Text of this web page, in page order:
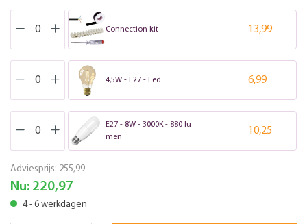
Connection kit 13,99
4,5W - E27 - Led 6,99
E27 - 8W - 3000K - 880 lu
men
10,25
Adviesprijs: 255,99
Nu: 220,97
4 - 6 werkdagen